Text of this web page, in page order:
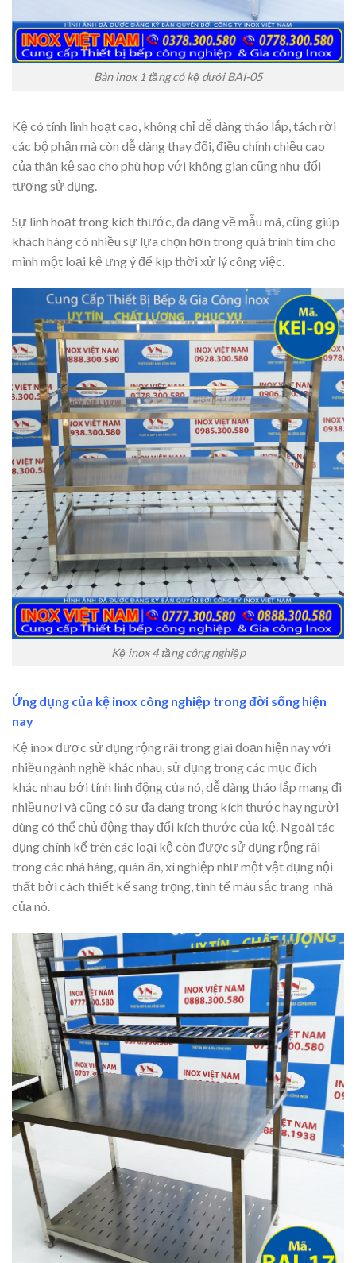
Bàn inox 1 tầng có kệ dưới BAI-05
Kệ có tính linh hoạt cao, không chỉ dễ dàng tháo lắp, tách rời
các bộ phận mà còn dễ dàng thay đổi, điều chỉnh chiều cao
của thân kệ sao cho phù hợp với không gian cũng như đối
tượng sử dụng.
Sự linh hoạt trong kích thước, đa dạng về mẫu mã, cũng giúp
khách hàng có nhiều sự lựa chọn hơn trong quá trình tìm cho
mình một loại kệ ưng ý để kịp thời xử lý công việc.
Kệ inox 4 tầng công nghiệp
Ứng dụng của kệ inox công nghiệp trong đời sống hiện
nay
Kệ inox được sử dụng rộng rãi trong giai đoạn hiện nay với
nhiều ngành nghề khác nhau, sử dụng trong các mục đích
khác nhau bởi tính linh động của nó, dễ dàng tháo lắp mang đi
nhiều nơi và cũng có sự đa dạng trong kích thước hay người
dùng có thể chủ động thay đổi kích thước của kệ. Ngoài tác
dụng chính kể trên các loại kệ còn được sử dụng rộng rãi
trong các nhà hàng, quán ăn, xí nghiệp như một vật dụng nội
thất bởi cách thiết kế sang trọng, tinh tế màu sắc trang nhã
của nó.